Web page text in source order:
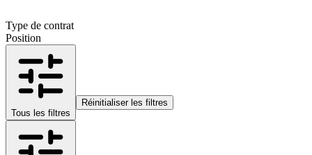
Type de contrat
Position
Tous les filtres
Réinitialiser les filtres